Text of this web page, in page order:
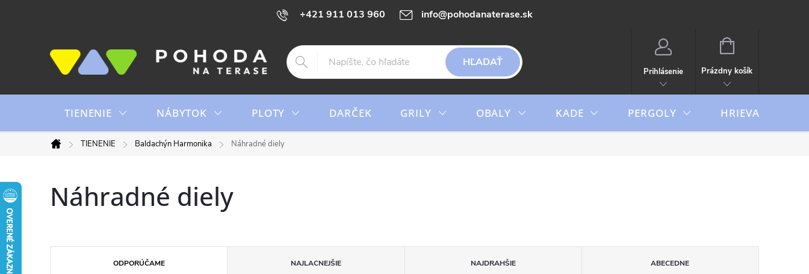
+421 911 013 960 info@pohodanaterase.sk
HĽADAŤ
Prihlásenie
NÁKUPNÝ
Prázdny košík
TIENENIE NÁBYTOK PLOTY DARČEK GRILY OBALY KADE PERGOLY HRIEVAČE
Domov
TIENENIE Baldachýn Harmonika Náhradné diely
Náhradné diely
ODPORÚČAME NAJLACNEJŠIE NAJDRAHŠIE ABECEDNE